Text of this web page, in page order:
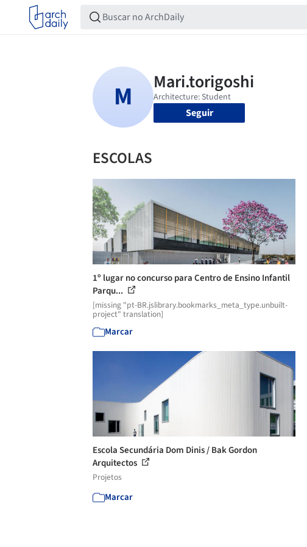
Seguir
ESCOLAS
1º lugar no concurso para Centro de Ensino Infantil
Parqu...
[missing "pt-BR.jslibrary.bookmarks_meta_type.unbuilt-
project" translation]
Marcar
Escola Secundária Dom Dinis / Bak Gordon
Arquitectos
Projetos
Marcar